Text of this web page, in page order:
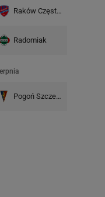
Raków Częstochowa
Radomiak
Pogoń Szczecin